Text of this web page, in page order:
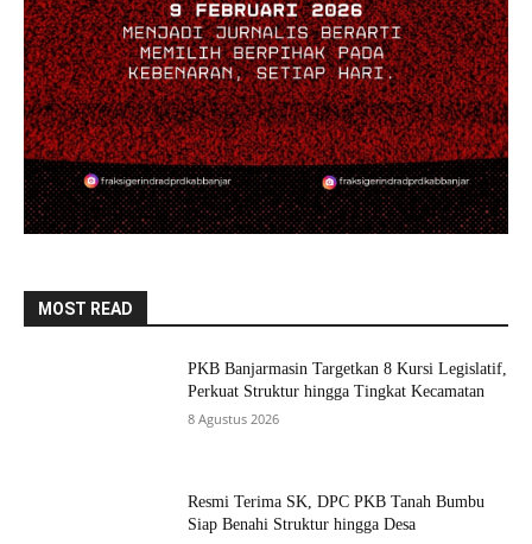
MOST READ
PKB Banjarmasin Targetkan 8 Kursi Legislatif,
Perkuat Struktur hingga Tingkat Kecamatan
8 Agustus 2026
Resmi Terima SK, DPC PKB Tanah Bumbu
Siap Benahi Struktur hingga Desa